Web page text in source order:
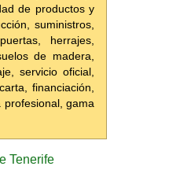
de productos y
suministros,
herrajes,
de madera,
servicio oficial,
financiación,
gama
Tenerife